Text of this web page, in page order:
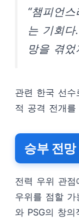
“챔피언
는 기회
망을 겪
관련 한국 선수
적 공격 전개
승부 전망
전력 우위 관점
우위를 점할
와 PSG의 창